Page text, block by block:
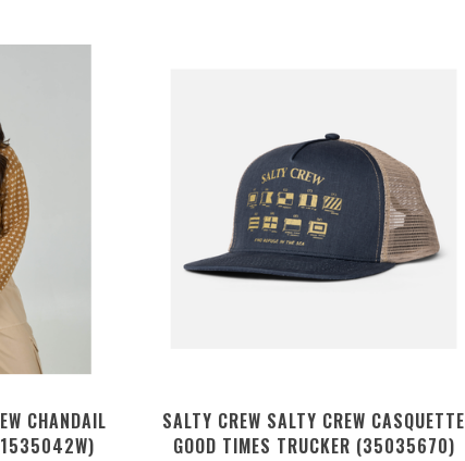
CHANDAIL
SALTY CREW SALTY CREW CASQUETTE
GOOD TIMES TRUCKER (35035670)